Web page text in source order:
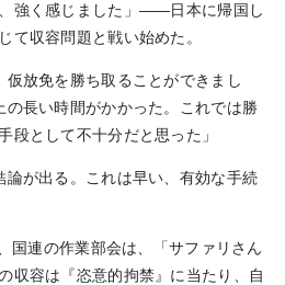
、強く感じました」――日本に帰国し
て収容問題と戦い始めた。
仮放免を勝ち取ることができまし
長い時間がかかった。これでは勝
段として不十分だと思った」
論が出る。これは早い、有効な手続
国連の作業部会は、「サファリさん
収容は『恣意的拘禁』に当たり、自